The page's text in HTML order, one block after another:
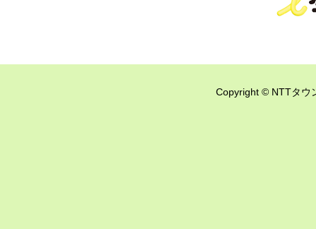
Copyright © NTTタウ